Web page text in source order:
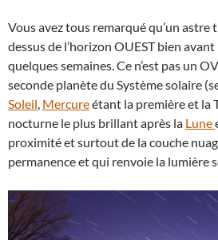
Vous avez tous remarqué qu’un
dessus de l’horizon OUEST bien
quelques semaines. Ce n’est pas un
seconde planète du Système solaire
Soleil, Mercureétant la première et la
nocturne le plus brillant après la Lune
proximité et surtout de la couche
permanence et qui renvoie la lumière